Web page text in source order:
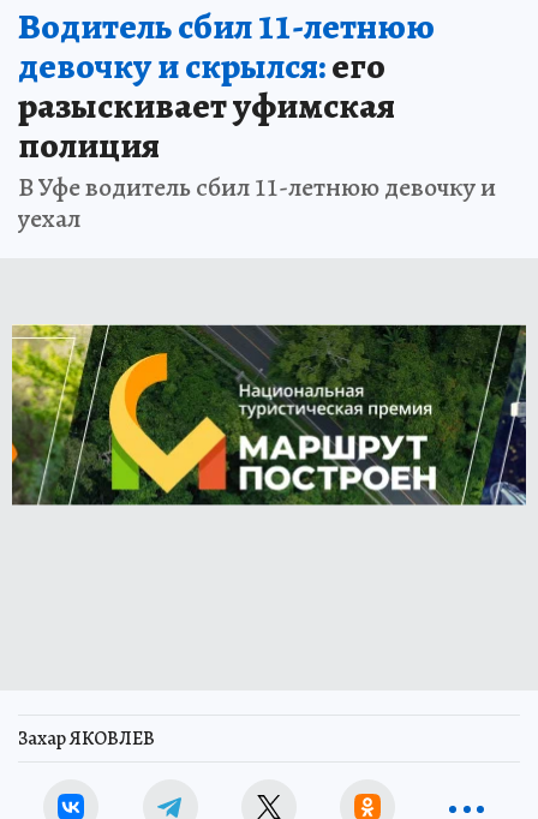
Водитель сбил 11-летнюю
девочку и скрылся:его
разыскивает уфимская
полиция
В Уфе водитель сбил 11-летнюю девочку и
уехал
Захар ЯКОВЛЕВ